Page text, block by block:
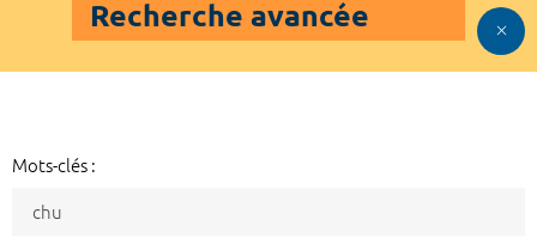
Recherche avancée
Mots-clés :